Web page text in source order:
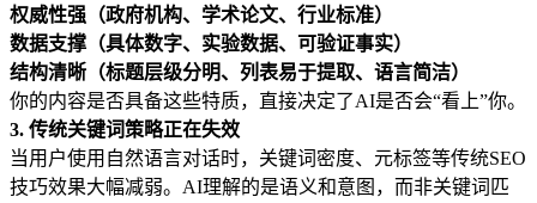
权威性强（政府机构、学术论文、行业标准）
数据支撑（具体数字、实验数据、可验证事实）
结构清晰（标题层级分明、列表易于提取、语言简洁）
你的内容是否具备这些特质，直接决定了AI是否会“看上”你。
3. 传统关键词策略正在失效
当用户使用自然语言对话时，关键词密度、元标签等传统SEO
技巧效果大幅减弱。AI理解的是语义和意图，而非关键词匹